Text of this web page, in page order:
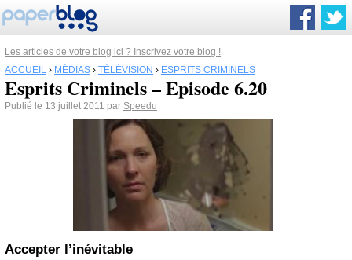
Les articles de votre blog ici ? Inscrivez votre blog !
ACCUEIL › MÉDIAS › TÉLÉVISION › ESPRITS CRIMINELS
Esprits Criminels – Episode 6.20
Publié le 13 juillet 2011 par Speedu
Accepter l’inévitable